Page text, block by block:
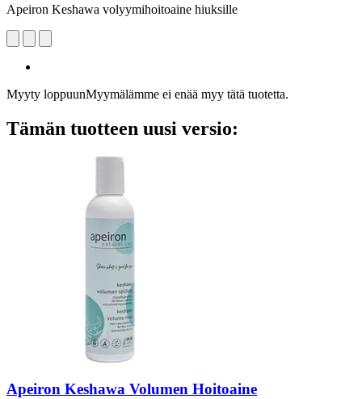
Apeiron Keshawa volyymihoitoaine hiuksille
Myyty loppuunMyymälämme ei enää myy tätä tuotetta.
Tämän tuotteen uusi versio:
Apeiron Keshawa Volumen Hoitoaine